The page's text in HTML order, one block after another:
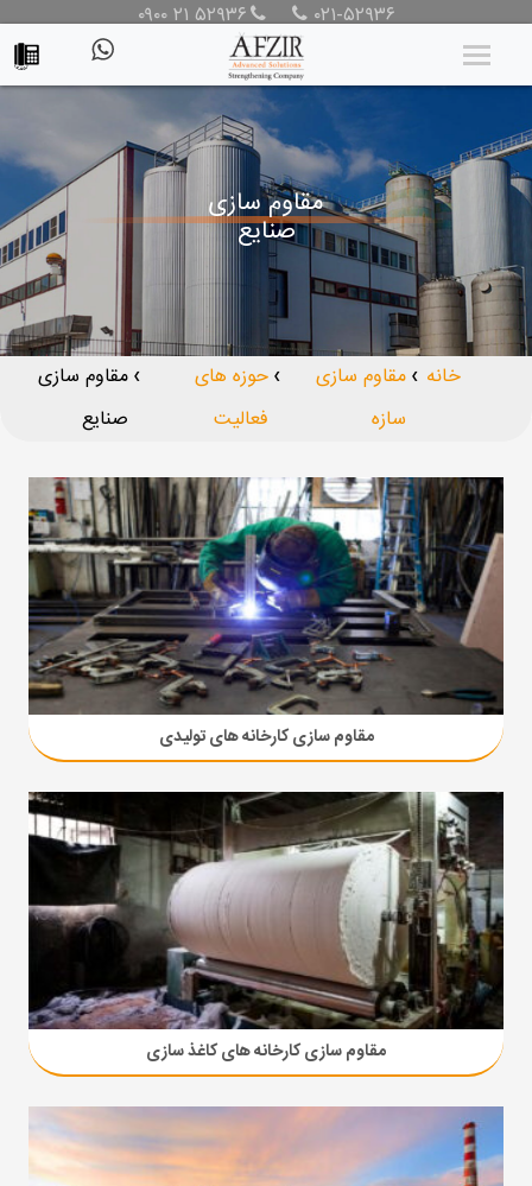
۰۲۱-۵۲۹۳۶ ۰۹۰۰ ۲۱ ۵۲۹۳۶
مقاوم سازی
صنایع
خانه ❯ مقاوم سازی
سازه
❯ حوزه های
فعالیت
❯ مقاوم سازی
صنایع
مقاوم سازی کارخانه های تولیدی
مقاوم سازی کارخانه های کاغذ سازی